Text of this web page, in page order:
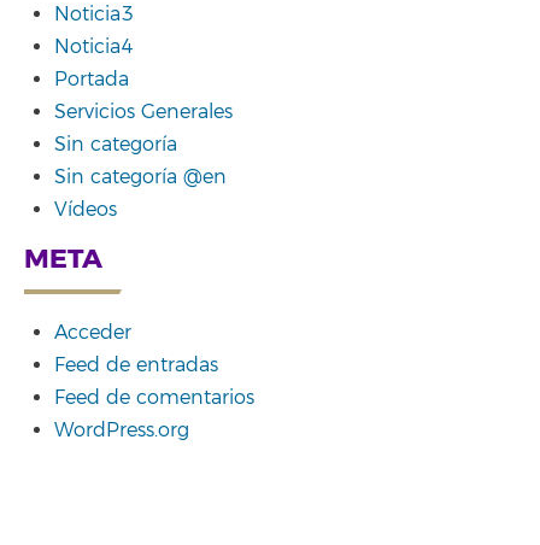
Noticia3
Noticia4
Portada
Servicios Generales
Sin categoría
Sin categoría @en
Vídeos
META
Acceder
Feed de entradas
Feed de comentarios
WordPress.org